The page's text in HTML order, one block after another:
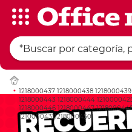
1218000437 1218000438
1218000443 1218000444
1218000446 1218000447
12100004311218000450